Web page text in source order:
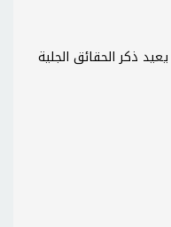
ذكر الحقائق الجلية